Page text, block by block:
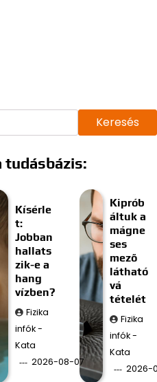
Keresés
tudásbázis:
Kísérle
t:
Jobban
hallats
zik-e a
hang
vízben?
Fizika
infók -
Kata
2026-08-07
Kiprób
áltuk a
mágne
ses
mező
látható
vá
tételét
Fizika
infók -
Kata
2026-